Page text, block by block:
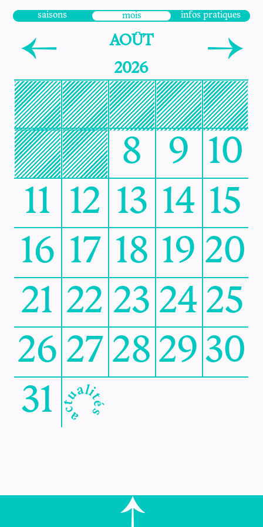
saisons mois infos pratiques
AOÛT
2026
1 2 3 4
5
6
7 8 9 10
11 12 13 14 15
16 17 18 19 20
21 22 23 24 25
26 27 28 29 30
31 actualités